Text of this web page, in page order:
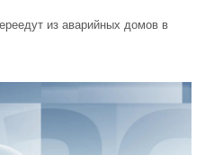
из аварийных домов в